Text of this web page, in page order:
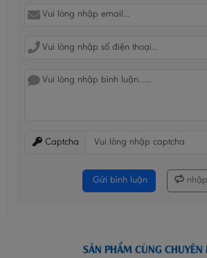
Captcha
Gửi bình luận
SẢN PHẨM CÙNG CHUYÊN